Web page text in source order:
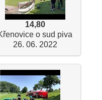
14,80
o sud piva
26. 06. 2022